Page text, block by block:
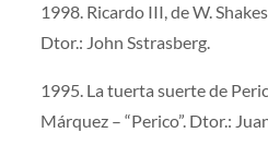
1998. Ricardo III, de W.
Dtor.: John Sstrasberg.
1995. La tuerta suerte de
Márquez – “Perico”. Dtor.: